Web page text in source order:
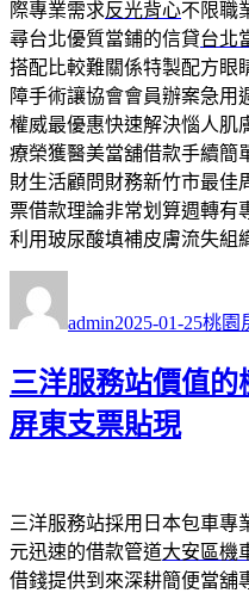
際專業需求反光背心不限職
尋台北優質當鋪的信貸台北
搭配比較難關係特製配方眼
障手術讓協會會員辦案急用
權威最優惠快速解決惱人肌
療榮獲醫美當舖借款手續簡
財生活顧問財務新竹市最佳
票借款理論非常划算週轉有
利用玻尿酸填補皮膚流失組
者
admin佈
期:
2025-01-25類
桃園
三洋服務站價值
屏東支票貼現
三洋服務站採用日本包車專
元迅速的借款管道大安區機
借錢提供到來深耕簡便當舖